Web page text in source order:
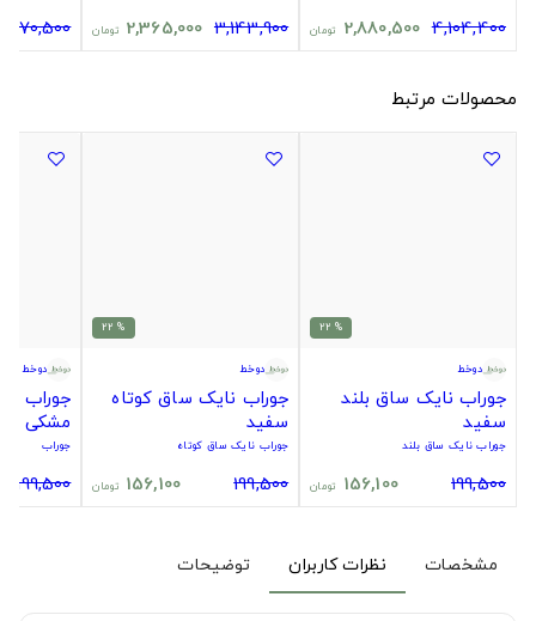
4,104,400
2,880,500 تومان 3,143,900
2,365,000 تومان
محصولات مرتبط
% 22
دوخط
جوراب نایک ساق بلند
سفید
جوراب نایک ساق بلند
199,500
156,100 تومان
% 22
دوخط
جوراب نایک ساق کوتاه
سفید
جوراب نایک ساق کوتاه
199,500
156,100 تومان
دوخط
جوراب
مشکی
جوراب
199,500
مشخصات نظرات کاربران توضیحات